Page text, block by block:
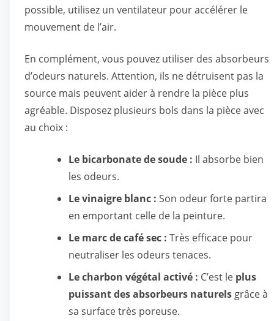
possible, utilisez un ventilateur pour accélérer le
mouvement de l’air.
En complément, vous pouvez utiliser des absorbeurs
d’odeurs naturels. Attention, ils ne détruisent pas la
source mais peuvent aider à rendre la pièce plus
agréable. Disposez plusieurs bols dans la pièce avec
au choix :
Le bicarbonate de soude : Il absorbe bien
les odeurs.
Le vinaigre blanc : Son odeur forte partira
en emportant celle de la peinture.
Le marc de café sec : Très efficace pour
neutraliser les odeurs tenaces.
Le charbon végétal activé : C’est le plus
puissant des absorbeurs naturels grâce à
sa surface très poreuse.